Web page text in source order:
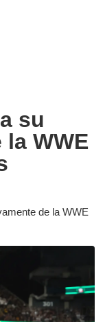
su
WWE
de la WWE